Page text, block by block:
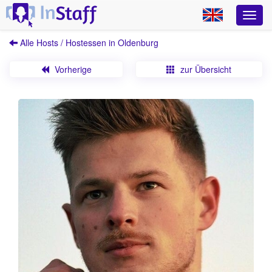
Alle Hosts / Hostessen in Oldenburg
Vorherige zur Übersicht